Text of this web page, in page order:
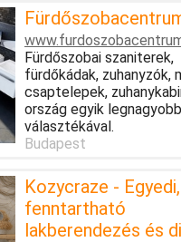
Fürdőszobai szaniterek,
fürdőkádak, zuhanyzók,
csaptelepek,
ország egyik legnagyobb
választékával.
Budapest
Kozycraze - Egyedi,
fenntartható
lakberendezés és